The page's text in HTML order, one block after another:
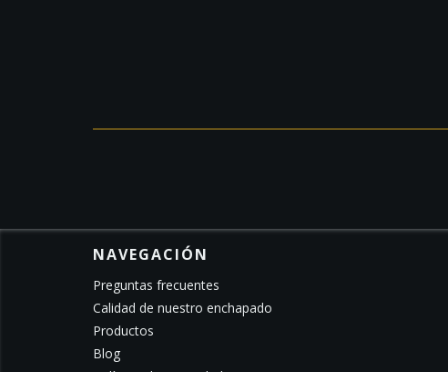
NAVEGACIÓN
Preguntas frecuentes
Calidad de nuestro enchapado
Productos
Blog